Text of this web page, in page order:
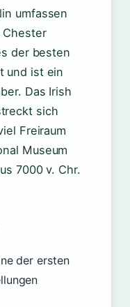
umfassen
Chester
der besten
und ist ein
Das Irish
sich
Freiraum
Museum
7000 v. Chr.
der ersten